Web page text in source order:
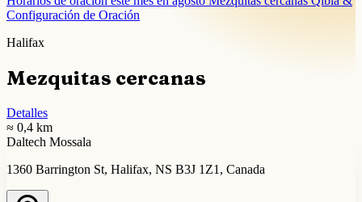
Configuración de Oración
Halifax
Mezquitas cercanas
Detalles
≈ 0,4 km
Daltech Mossala
1360 Barrington St, Halifax, NS B3J 1Z1, Canada